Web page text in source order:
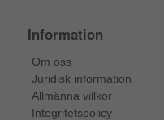
Information
Om oss
Juridisk information
Allmänna villkor
Integritetspolicy